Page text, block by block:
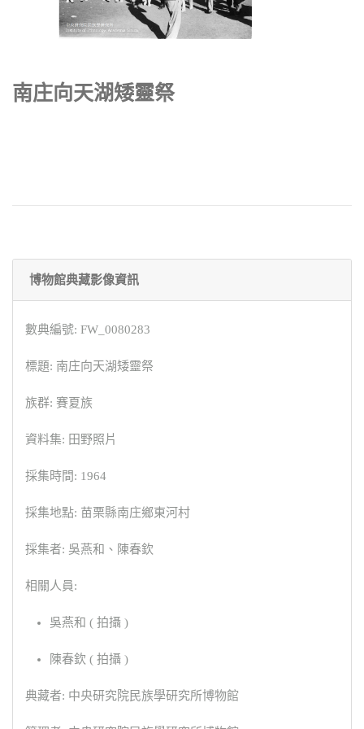
南庄向天湖矮靈祭
博物館典藏影像資訊
數典編號: FW_0080283
標題: 南庄向天湖矮靈祭
族群: 賽夏族
資料集: 田野照片
採集時間: 1964
採集地點: 苗栗縣南庄鄉東河村
採集者: 吳燕和、陳春欽
相關人員:
吳燕和 ( 拍攝 )
陳春欽 ( 拍攝 )
典藏者: 中央研究院民族學研究所博物館